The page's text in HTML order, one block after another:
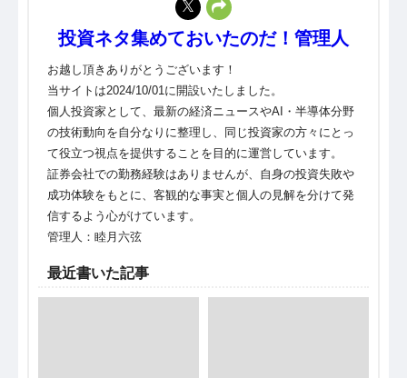
投資ネタ集めておいたのだ！管理人
お越し頂きありがとうございます！
当サイトは2024/10/01に開設いたしました。
個人投資家として、最新の経済ニュースやAI・半導体分野
の技術動向を自分なりに整理し、同じ投資家の方々にとっ
て役立つ視点を提供することを目的に運営しています。
証券会社での勤務経験はありませんが、自身の投資失敗や
成功体験をもとに、客観的な事実と個人の見解を分けて発
信するよう心がけています。
管理人：睦月六弦
最近書いた記事